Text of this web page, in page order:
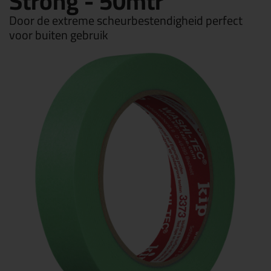
Door de extreme scheurbestendigheid perfect
voor buiten gebruik